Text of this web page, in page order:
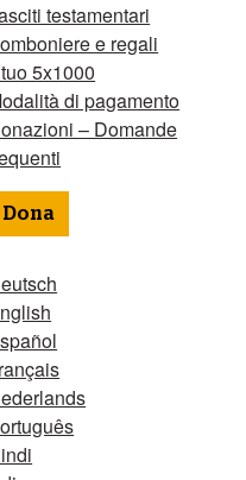
testamentari
e regali
5x1000
di pagamento
– Domande
Dona